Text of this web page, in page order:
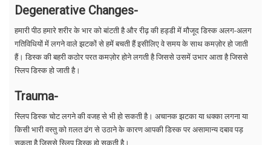
Degenerative Changes-
हमारी पीठ हमारे शरीर के भार को बांटती है और रीढ़ की हड्डी में मौजूद डिस्क अलग-अलग
गतिविधियों में लगने वाले झटकों से हमें बचती हैं इसीलिए वे समय के साथ कमज़ोर हो जाती
हैं। डिस्क की बहरी कठोर परत कमज़ोर होने लगती है जिससे उसमें उभार आता है जिससे
स्लिप डिस्क हो जाती है।
Trauma-
स्लिप डिस्क चोट लगने की वजह से भी हो सकती है। अचानक झटका या धक्का लगना या
किसी भारी वस्तु को ग़लत ढंग से उठाने के कारण आपकी डिस्क पर असामान्य दबाव पड़
सकता है जिससे स्लिप डिस्क हो सकती है।